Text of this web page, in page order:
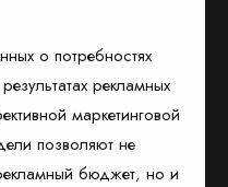
о потребностях
рекламных
маркетинговой
позволяют не
бюджет, но и